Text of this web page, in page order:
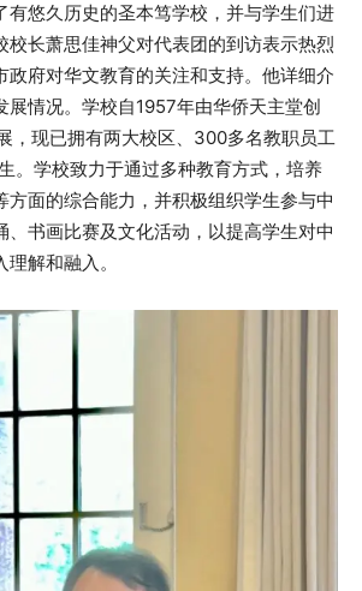
有悠久历史的圣本笃学校，并与学生们进
校长萧思佳神父对代表团的到访表示热烈
政府对华文教育的关注和支持。他详细介
展情况。学校自1957年由华侨天主堂创
，现已拥有两大校区、300多名教职员工
。学校致力于通过多种教育方式，培养
方面的综合能力，并积极组织学生参与中
、书画比赛及文化活动，以提高学生对中
解和融入。